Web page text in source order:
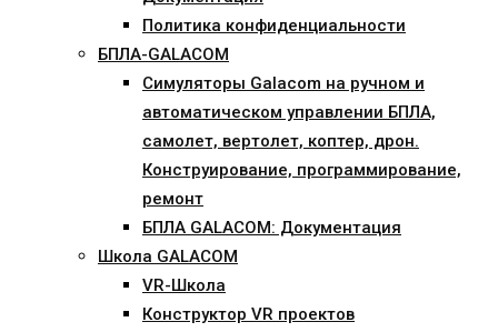
Политика конфиденциальности
БПЛА-GALACOM
Симуляторы Galacom на ручном и
автоматическом управлении БПЛА,
самолет, вертолет, коптер, дрон.
Конструирование, программирование,
ремонт
БПЛА GALACOM: Документация
Школа GALACOM
VR-Школа
Конструктор VR проектов